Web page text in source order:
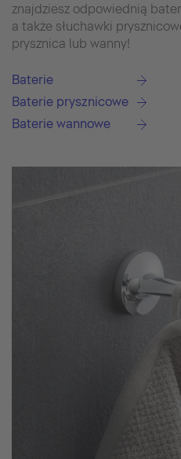
znajdziesz odpowiednią
a także słuchawki
prysznica lub wanny!
Baterie
Baterie prysznicowe
Baterie wannowe